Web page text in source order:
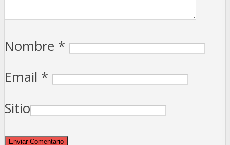
Nombre *
Email *
Sitio